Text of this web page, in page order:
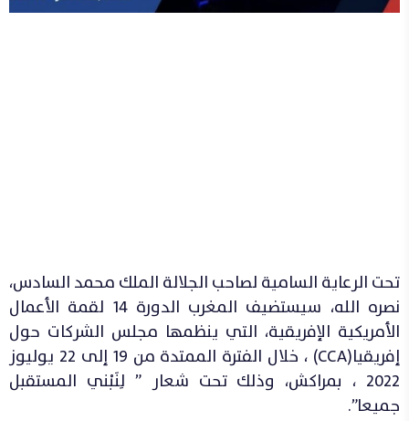
تحت الرعاية السامية لصاحب الجلالة الملك محمد السادس،
نصره الله، سيستضيف المغرب الدورة 14 لقمة الأعمال
الأمريكية الإفريقية، التي ينظمها مجلس الشركات حول
إفريقيا(CCA) ، خلال الفترة الممتدة من 19 إلى 22 يوليوز
2022 ، بمراكش، وذلك تحت شعار ” لِنَبْني المستقبل
جميعا”.